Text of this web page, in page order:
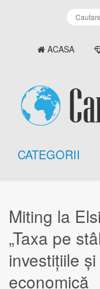
ACASA
CATEGORII
Miting la
„Taxa pe
investițiile
economică